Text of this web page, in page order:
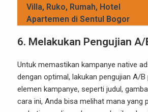
Villa, Ruko, Rumah, Hotel
Apartemen di Sentul Bogor
6. Melakukan Pengujian A/
Untuk memastikan kampanye native
dengan optimal, lakukan pengujian A/B
elemen kampanye, seperti judul,
cara ini, Anda bisa melihat mana yang